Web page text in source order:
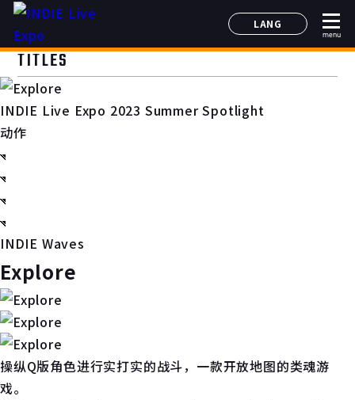
LANG
日本語
한국어
menu
TITLES
INDIE Live Expo 2023 Summer Spotlight
动作
INDIE Waves
Explore
操纵Q版角色进行实打实的战斗，一款开放地图的类魂游
戏。